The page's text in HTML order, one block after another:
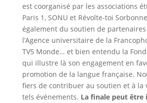
est coorganisé par les associations
Paris 1, SONU et Révolte-toi
également du soutien de
l’Agence universitaire de la
TV5 Monde… et bien entendu la
qui illustre là son engagement en
promotion de la langue française.
fiers de contribuer au soutien et à la
tels événements. La finale peut être